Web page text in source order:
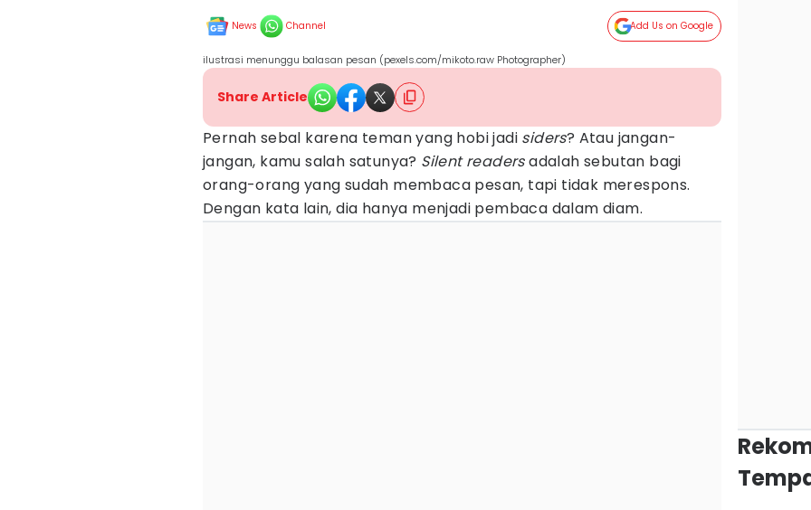
News Channel Add Us on Google
ilustrasi menunggu balasan pesan (pexels.com/mikoto.raw Photographer)
Share Article
Pernah sebal karena teman yang hobi jadi siders? Atau jangan-
jangan, kamu salah satunya? Silent readersadalah sebutan bagi
orang-orang yang sudah membaca pesan, tapi tidak merespons.
Dengan kata lain, dia hanya menjadi pembaca dalam diam.